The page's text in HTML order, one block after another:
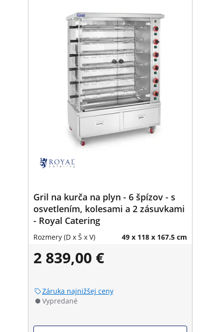
Gril na kurča na plyn - 6 špízov - s
osvetlením, kolesami a 2 zásuvkami
- Royal Catering
Rozmery (D x Š x V) 49 x 118 x 167.5 cm
2 839,00 €
Záruka najnižšej ceny
Vypredané